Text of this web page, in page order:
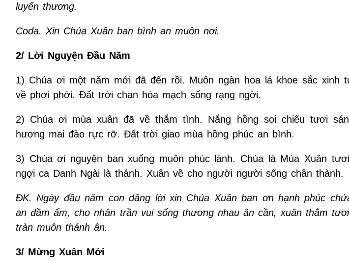
luyến thương.
Coda. Xin Chúa Xuân ban bình an muôn nơi.
2/ Lời Nguyện Đầu Năm
1) Chúa ơi một năm mới đã đến rồi. Muôn ngàn hoa lá khoe sắc xinh
về phơi phới. Đất trời chan hòa mạch sống rạng ngời.
2) Chúa ơi mùa xuân đã về thắm tình. Nắng hồng soi chiếu tươi
hương mai đào rực rỡ. Đất trời giao mùa hồng phúc an bình.
3) Chúa ơi nguyện ban xuống muôn phúc lành. Chúa là Mùa Xuân
ngợi ca Danh Ngài là thánh. Xuân về cho người người sống chân thành.
ĐK. Ngày đầu năm con dâng lời xin Chúa Xuân ban ơn hạnh phúc
an đầm ấm, cho nhân trần vui sống thương nhau ân cần, xuân thắm
tràn muôn thánh ân.
3/ Mừng Xuân Mới